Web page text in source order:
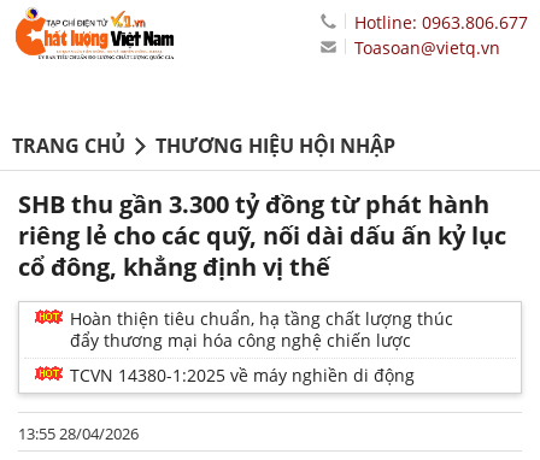
Hotline: 0963.806.677
Toasoan@vietq.vn
TRANG CHỦ THƯƠNG HIỆU HỘI NHẬP
SHB thu gần 3.300 tỷ đồng từ phát hành
riêng lẻ cho các quỹ, nối dài dấu ấn kỷ lục
cổ đông, khẳng định vị thế
Hoàn thiện tiêu chuẩn, hạ tầng chất lượng thúc
đẩy thương mại hóa công nghệ chiến lược
TCVN 14380-1:2025 về máy nghiền di động
13:55 28/04/2026